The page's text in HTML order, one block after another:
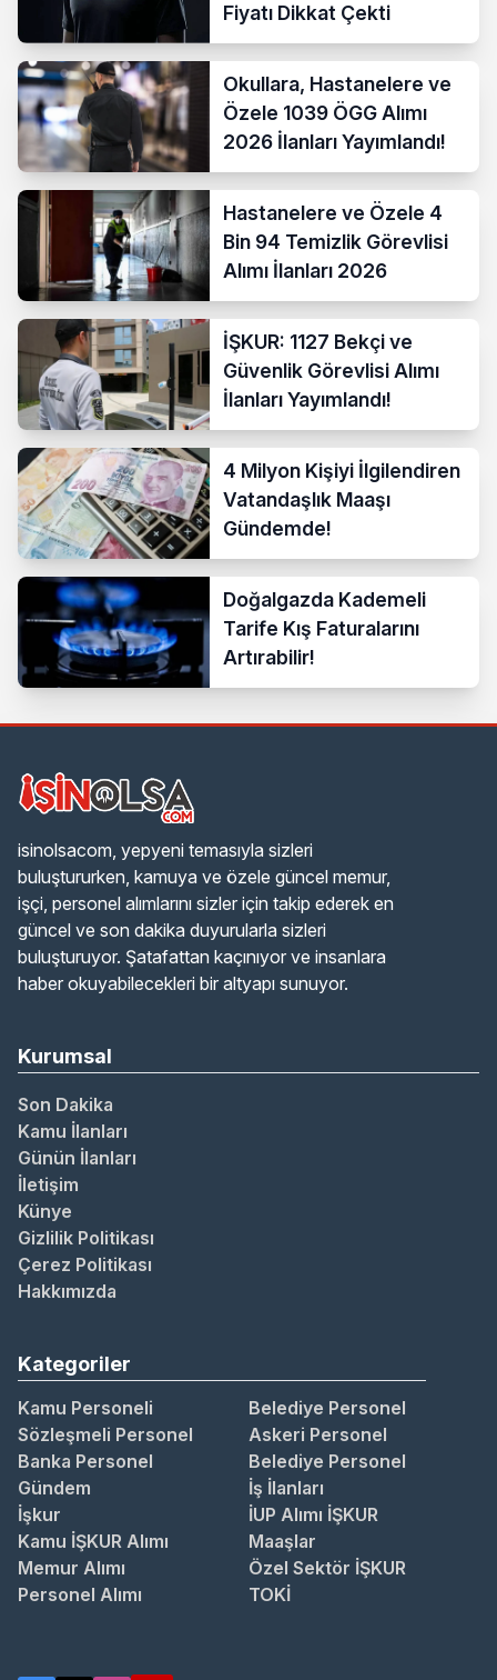
Fiyatı Dikkat Çekti
Okullara, Hastanelere ve
Özele 1039 ÖGG Alımı
2026 İlanları Yayımlandı!
Hastanelere ve Özele 4
Bin 94 Temizlik Görevlisi
Alımı İlanları 2026
İŞKUR: 1127 Bekçi ve
Güvenlik Görevlisi Alımı
İlanları Yayımlandı!
4 Milyon Kişiyi İlgilendiren
Vatandaşlık Maaşı
Gündemde!
Doğalgazda Kademeli
Tarife Kış Faturalarını
Artırabilir!
isinolsacom, yepyeni temasıyla sizleri
buluştururken, kamuya ve özele güncel memur,
işçi, personel alımlarını sizler için takip ederek en
güncel ve son dakika duyurularla sizleri
buluşturuyor. Şatafattan kaçınıyor ve insanlara
haber okuyabilecekleri bir altyapı sunuyor.
Kurumsal
Son Dakika
Kamu İlanları
Günün İlanları
İletişim
Künye
Gizlilik Politikası
Çerez Politikası
Hakkımızda
Kategoriler
Kamu Personeli
Belediye Personel
Sözleşmeli Personel
Askeri Personel
Banka Personel
Belediye Personel
Gündem
İş İlanları
İşkur
İUP Alımı İŞKUR
Kamu İŞKUR Alımı
Maaşlar
Memur Alımı
Özel Sektör İŞKUR
Personel Alımı
TOKİ